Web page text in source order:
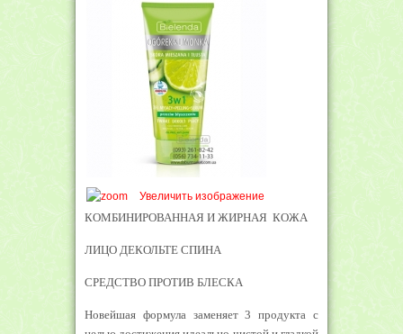
Увеличить изображение
КОМБИНИРОВАННАЯ И ЖИРНАЯ КОЖА
ЛИЦО ДЕКОЛЬТЕ СПИНА
СРЕДСТВО ПРОТИВ БЛЕСКА
Новейшая формула заменяет 3 продукта с